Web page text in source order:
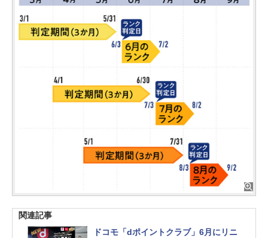
関連記事
ドコモ「dポイントクラブ」6月にリニ